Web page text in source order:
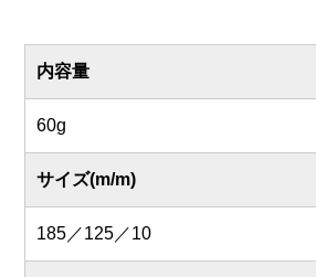
内容量
60g
サイズ(m/m)
185／125／10